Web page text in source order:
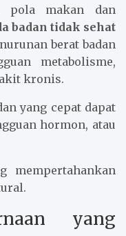
pola makan dan
badan tidak sehat
berat badan
metabolisme,
kronis.
yang cepat dapat
hormon, atau
mempertahankan
yang